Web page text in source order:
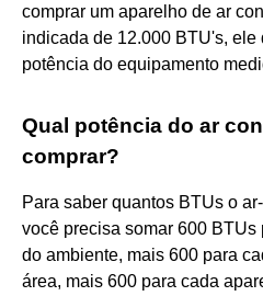
comprar um aparelho de ar
indicada de 12.000 BTU's, ele
potência do equipamento
Qual potência do ar
comprar?
Para saber quantos BTUs o
você precisa somar 600
do ambiente, mais 600 para
área, mais 600 para cada